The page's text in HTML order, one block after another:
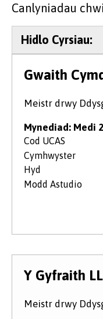
Canlyniadau
Hidlo Cyrsiau:
Lefel Astudio
Dyddiad Dechrau
Gwaith
Meistr drwy
Mynediad: Medi
Cod UCAS
Cymhwyster
Hyd
Modd Astudio
Y Gyfraith
Meistr drwy